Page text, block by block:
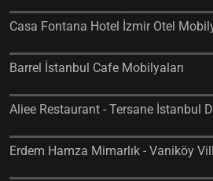
Casa Fontana Hotel İzmir Otel
Barrel İstanbul Cafe Mobilyaları
Aliee Restaurant - Tersane İstanbul
Erdem Hamza Mimarlık - Vaniköy